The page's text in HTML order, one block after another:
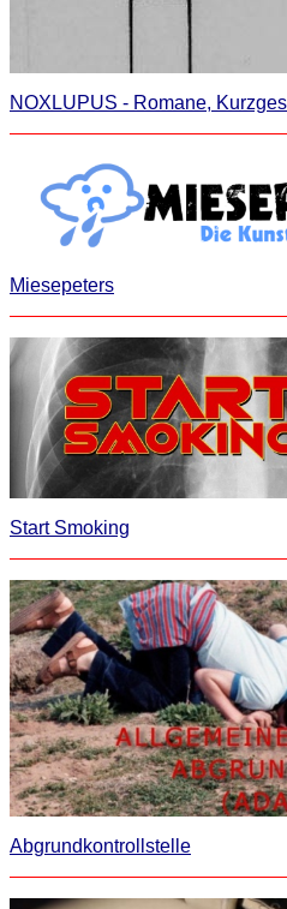
NOXLUPUS - Romane,
Miesepeters
Start Smoking
Abgrundkontrollstelle